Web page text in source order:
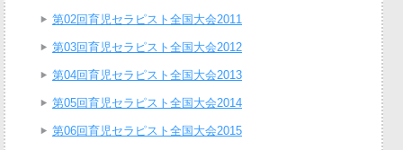
第02回育児セラピスト全国大会2011
第03回育児セラピスト全国大会2012
第04回育児セラピスト全国大会2013
第05回育児セラピスト全国大会2014
第06回育児セラピスト全国大会2015